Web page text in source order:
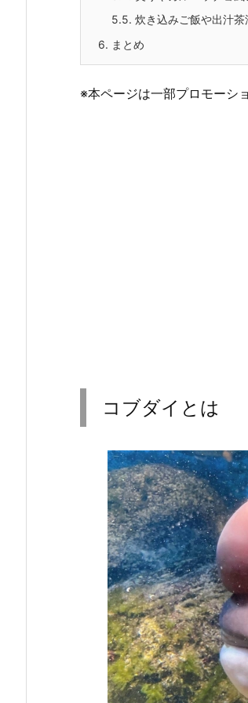
5.5. 炊き込みご飯や出汁茶
6. まとめ
※本ページは一部プロモーシ
コブダイとは